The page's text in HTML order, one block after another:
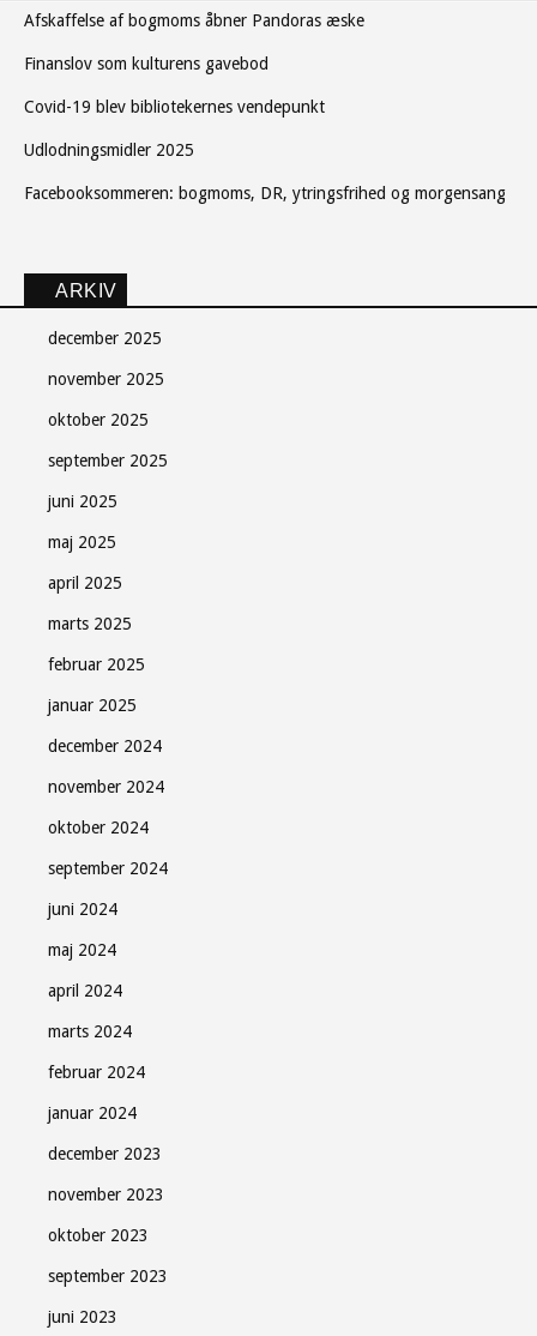
Afskaffelse af bogmoms åbner Pandoras æske
Finanslov som kulturens gavebod
Covid-19 blev bibliotekernes vendepunkt
Udlodningsmidler 2025
Facebooksommeren: bogmoms, DR, ytringsfrihed og morgensang
ARKIV
december 2025
november 2025
oktober 2025
september 2025
juni 2025
maj 2025
april 2025
marts 2025
februar 2025
januar 2025
december 2024
november 2024
oktober 2024
september 2024
juni 2024
maj 2024
april 2024
marts 2024
februar 2024
januar 2024
december 2023
november 2023
oktober 2023
september 2023
juni 2023